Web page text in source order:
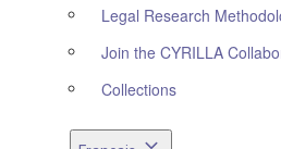
Legal Research
Join the CYRILLA
Collections